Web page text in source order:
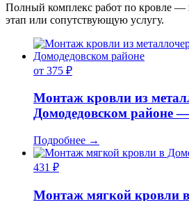
Полный комплекс работ по кровле
этап или сопутствующую услугу.
от 375 ₽
Монтаж кровли из
Домодедовском районе —
Подробнее →
431 ₽
Монтаж мягкой кровли